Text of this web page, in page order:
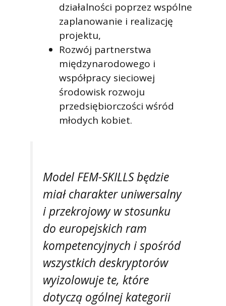
działalności poprzez wspólne
zaplanowanie i realizację
projektu,
Rozwój partnerstwa
międzynarodowego i
współpracy sieciowej
środowisk rozwoju
przedsiębiorczości wśród
młodych kobiet.
Model FEM-SKILLS będzie
miał charakter uniwersalny
i przekrojowy w stosunku
do europejskich ram
kompetencyjnych i spośród
wszystkich deskryptorów
wyizolowuje te, które
dotyczą ogólnej kategorii